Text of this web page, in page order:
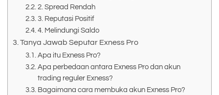
2. Spread Rendah
3. Reputasi Positif
4. Melindungi Saldo
Tanya Jawab Seputar Exness Pro
Apa itu Exness Pro?
Apa perbedaan antara Exness Pro dan akun
trading reguler Exness?
Bagaimana cara membuka akun Exness Pro?